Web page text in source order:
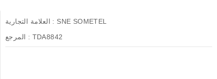
العلامة التجارية : SNE SOMETEL
المرجع : TDA8842